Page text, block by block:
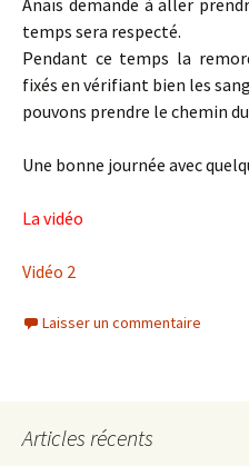
temps sera respecté.
Pendant ce temps la
fixés en vérifiant bien les
pouvons prendre le chemin
Une bonne journée avec
La vidéo
Vidéo 2
Laisser un commentaire
Articles récents